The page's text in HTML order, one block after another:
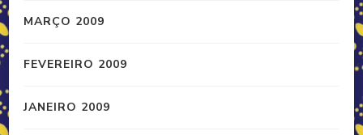
MARÇO 2009
FEVEREIRO 2009
JANEIRO 2009